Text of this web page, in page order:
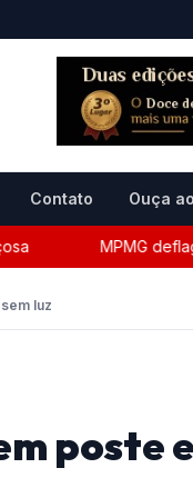
Contato Ouça
MPMG deflagra
luz
poste